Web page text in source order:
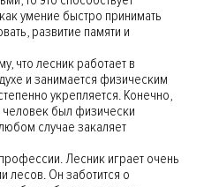
умение быстро принимать
развитие памяти и
что лесник работает в
и занимается физическим
укрепляется. Конечно,
был физически
случае закаляет
Лесник играет очень
лесов. Он заботится о